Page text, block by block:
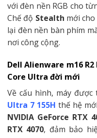
với đèn nền RGB cho
Chế độ Stealth mới
lại đèn nền bàn phím
nơi công cộng.
Dell Alienware m16
Core Ultra đời mới
Về cấu hình, máy
Ultra 7 155H thế hệ
NVIDIA GeForce RTX
RTX 4070, đảm bảo